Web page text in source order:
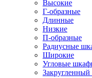
Высокие
Г-образные
Длинные
Низкие
П-образные
Радиусные
Широкие
Угловые
Закругленный